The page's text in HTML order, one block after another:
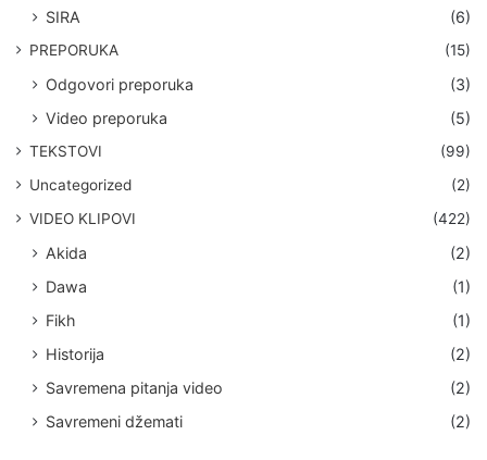
SIRA
(6)
PREPORUKA (15)
Odgovori preporuka
(3)
Video preporuka
(5)
TEKSTOVI
(99)
Uncategorized
(2)
VIDEO KLIPOVI
(422)
Akida
(2)
Dawa
(1)
Fikh
(1)
Historija
(2)
Savremena pitanja video
(2)
Savremeni džemati
(2)